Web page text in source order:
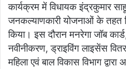
कार्यक्रम में विधायक इंद्रकुमार साहू
जनकल्याणकारी योजनाओं के तहत
किया। इस दौरान मनरेगा जॉब
नवीनीकरण, ड्राइविंग लाइसेंस
महिला एवं बाल विकास विभाग